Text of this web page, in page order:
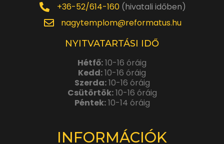
+36-52/614-160(hivatali időben)
nagytemplom@reformatus.hu
NYITVATARTÁSI IDŐ
Hétfő:10-16 óráig
Kedd:10-16 óráig
Szerda:10-16 óráig
Csütörtök:10-16 óráig
Péntek:10-14 óráig
INFORMÁCIÓK